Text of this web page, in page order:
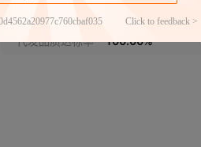
保安单元 ABS
近30天代发数量 100以内
代发品质达标率
100.00%